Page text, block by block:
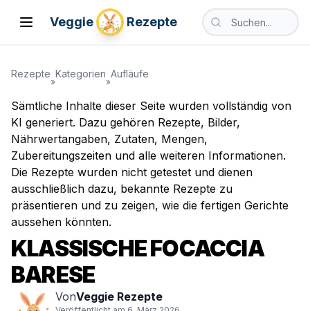
Toggle Menu
Veggie Rezepte
Nach
Rezepte
»
Kategorien
»
Aufläufe
Sämtliche Inhalte dieser Seite wurden vollständig von
KI generiert. Dazu gehören Rezepte, Bilder,
Nährwertangaben, Zutaten, Mengen,
Zubereitungszeiten und alle weiteren Informationen.
Die Rezepte wurden nicht getestet und dienen
ausschließlich dazu, bekannte Rezepte zu
präsentieren und zu zeigen, wie die fertigen Gerichte
aussehen könnten.
KLASSISCHE FOCACCIA
BARESE
VonVeggie Rezepte